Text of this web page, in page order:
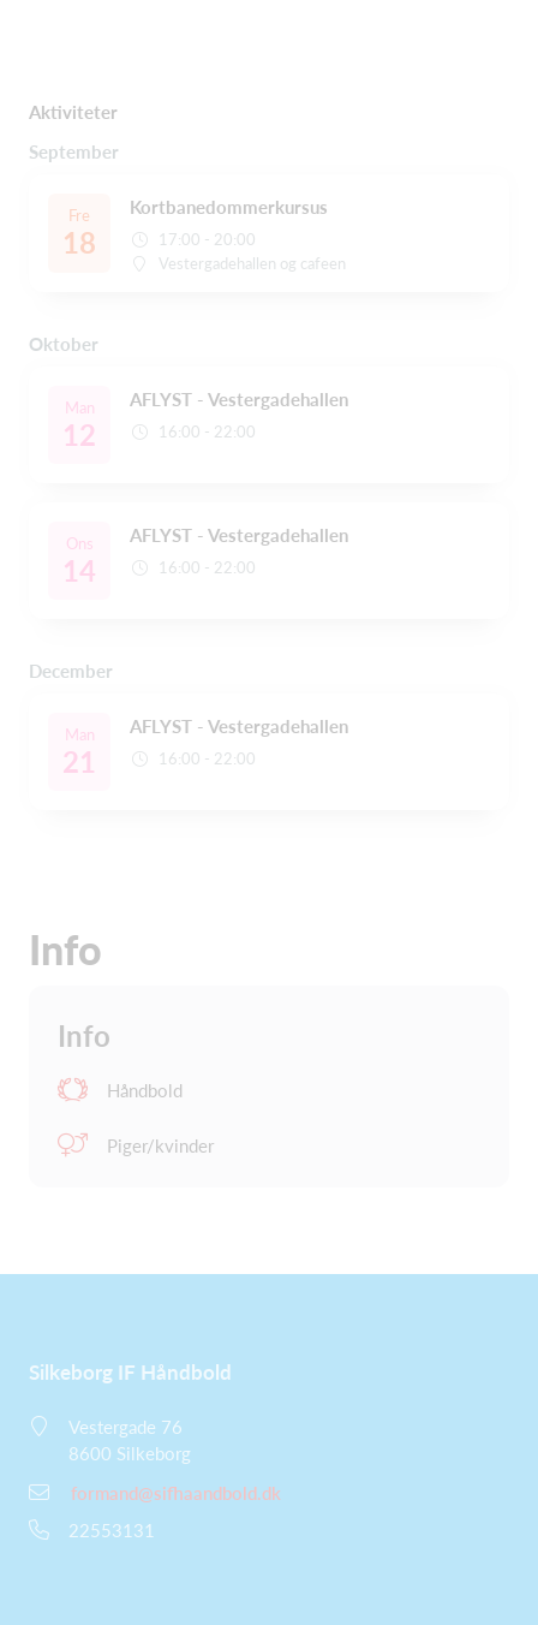
Aktiviteter
September
Fre
18
Kortbanedommerkursus
17:00 - 20:00
Vestergadehallen og cafeen
Oktober
Man
12
AFLYST - Vestergadehallen
16:00 - 22:00
Ons
14
AFLYST - Vestergadehallen
16:00 - 22:00
December
Man
21
AFLYST - Vestergadehallen
16:00 - 22:00
Info
Info
Håndbold
Piger/kvinder
Silkeborg IF Håndbold
Vestergade 76
8600 Silkeborg
formand@sifhaandbold.dk
22553131